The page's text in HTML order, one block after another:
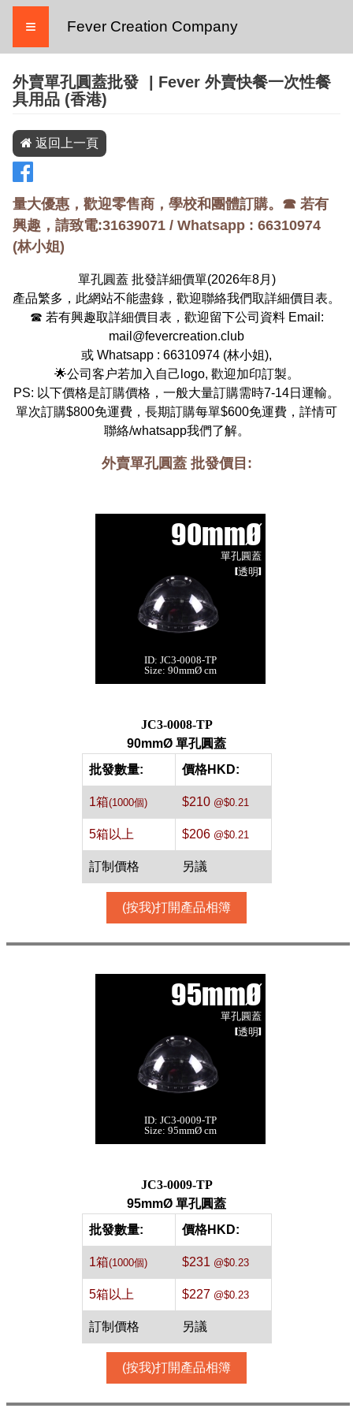
≡ Fever Creation Company
外賣單孔圓蓋批發
| Fever 外賣快餐一次性餐
具用品 (香港)
返回上一頁
量大優惠，歡迎零售商，學校和團體訂購。☎ 若有
興趣，請致電:31639071 / Whatsapp : 66310974
(林小姐)
單孔圓蓋 批發詳細價單(2026年8月)
產品繁多，此網站不能盡錄，歡迎聯絡我們取詳細價目表。
☎ 若有興趣取詳細價目表，歡迎留下公司資料 Email:
mail@fevercreation.club
或 Whatsapp : 66310974 (林小姐),
🌟公司客户若加入自己logo, 歡迎加印訂製。
PS: 以下價格是訂購價格，一般大量訂購需時7-14日運輸。
單次訂購$800免運費，長期訂購每單$600免運費，詳情可
聯絡/whatsapp我們了解。
外賣單孔圓蓋 批發價目:
90mmØ
單孔圓蓋
[透明]
ID: JC3-0008-TP
Size: 90mmØ cm
90mmØ 單孔圓蓋
[透明,1000件]
JC3-0008-TP
90mmØ 單孔圓蓋
批發數量:
價格HKD:
1箱(1000個) $210@$0.21
5箱以上 $206@$0.21
訂制價格 另議
(按我)打開產品相簿
95mmØ
單孔圓蓋
[透明]
ID: JC3-0009-TP
Size: 95mmØ cm
95mmØ 單孔圓蓋
[透明,1000件]
JC3-0009-TP
95mmØ 單孔圓蓋
批發數量:
價格HKD:
1箱(1000個) $231@$0.23
5箱以上 $227 @$0.23
訂制價格 另議
(按我)打開產品相簿